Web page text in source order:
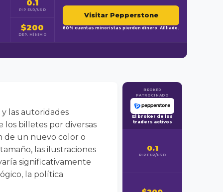
0.1
PIP EUR/USD
$200
DEP. MÍNIMO
Visitar Pepperstone
80% cuentas minoristas pierden dinero. Afiliado.
y las autoridades
los billetes por diversas
de un nuevo color o
las ilustraciones
significativamente
la política
BROKER
PATROCINADO
El broker de los
traders activos
0.1
PIP EUR/USD